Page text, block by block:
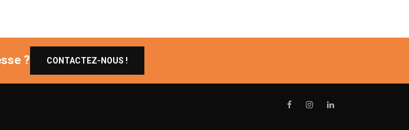
? CONTACTEZ-NOUS !